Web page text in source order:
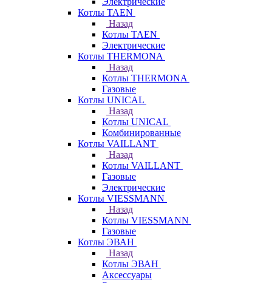
Котлы TAEN
Назад
Котлы TAEN
Электрические
Котлы THERMONA
Назад
Котлы THERMONA
Газовые
Котлы UNICAL
Назад
Котлы UNICAL
Комбинированные
Котлы VAILLANT
Назад
Котлы VAILLANT
Газовые
Электрические
Котлы VIESSMANN
Назад
Котлы VIESSMANN
Газовые
Котлы ЭВАН
Назад
Котлы ЭВАН
Аксессуары